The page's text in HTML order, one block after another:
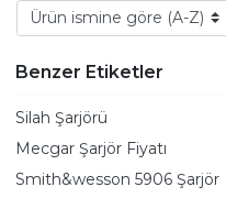
Benzer Etiketler
Silah Şarjörü
Mecgar Şarjör Fiyatı
Smith&wesson 5906 Şarjör